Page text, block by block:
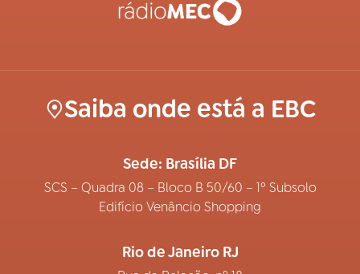
Saiba onde está a EBC
Sede: Brasília DF
SCS – Quadra 08 – Bloco B 50/60 – 1º Subsolo
Edifício Venâncio Shopping
Rio de Janeiro RJ